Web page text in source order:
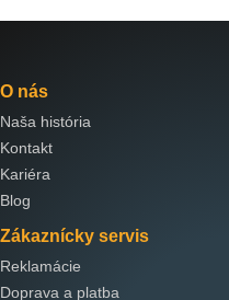
O nás
Naša história
Kontakt
Kariéra
Blog
Zákaznícky servis
Reklamácie
Doprava a platba